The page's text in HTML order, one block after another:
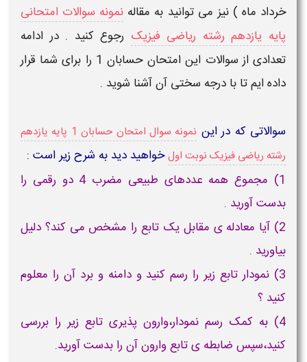
خرداد ماه ) نیز می توانید به مقاله نمونه سوالات امتحانی
پایه یازدهم رشته ریاضی فیزیک رجوع کنید . در ادامه
تعدادی از سوالات این امتحان حسابان 1
را برای شما قرار
داده ایم تا با درجه سختی آن آشنا شوید .
سوالاتی که در این
نمونه سوال امتحان حسابان 1 پایه یازدهم
رشته ریاضی فیزیک نوبت اول خواهید دید به شرح زیر است :
1) مجموع همه عددهای طبیعی مضرب 4 دو رقمی را
بدست آورید .
2) آیا معادله ی مقابل یک تابع را مشخص می کند؟ دلیل
بیاورید .
3) نمودار تابع زیر را رسم کنید و دامنه و برد آن را معلوم
کنید ؟
4) به کمک رسم نمودار،وارون پذیری تابع زیر را بررسی
کنید،سپس ضابطه ی تابع وارون آن را بدست آورید.